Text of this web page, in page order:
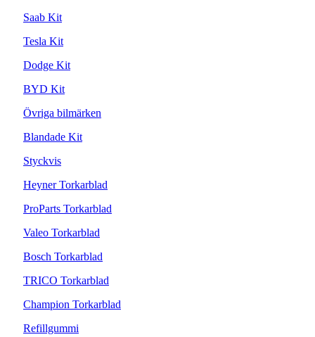
Saab Kit
Tesla Kit
Dodge Kit
BYD Kit
Övriga bilmärken
Blandade Kit
Styckvis
Heyner Torkarblad
ProParts Torkarblad
Valeo Torkarblad
Bosch Torkarblad
TRICO Torkarblad
Champion Torkarblad
Refillgummi